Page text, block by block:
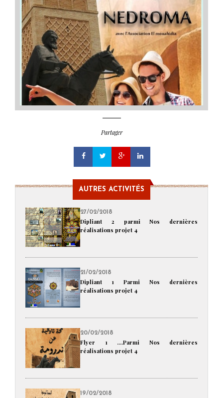
Partager
AUTRES ACTIVITÉS
27/02/2018
Dipliant 2 parmi Nos dernières
réalisations projet 4
21/02/2018
Dipliant 1 Parmi Nos dernières
réalisations projet 4
20/02/2018
Flyer 1 ....Parmi Nos dernières
réalisations projet 4
19/02/2018